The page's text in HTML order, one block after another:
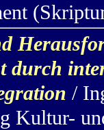
durch
/
Kultur-